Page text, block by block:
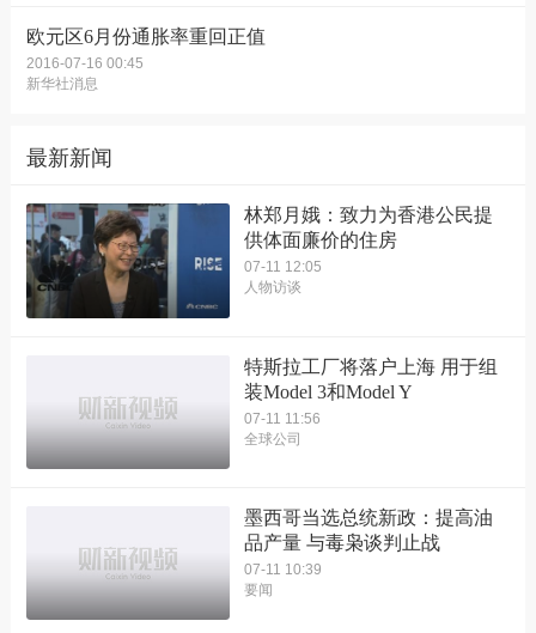
欧元区6月份通胀率重回正值
2016-07-16 00:45
新华社消息
最新新闻
林郑月娥：致力为香港公民提
供体面廉价的住房
07-11 12:05
人物访谈
特斯拉工厂将落户上海 用于组
装Model 3和Model Y
07-11 11:56
全球公司
墨西哥当选总统新政：提高油
品产量 与毒枭谈判止战
07-11 10:39
要闻